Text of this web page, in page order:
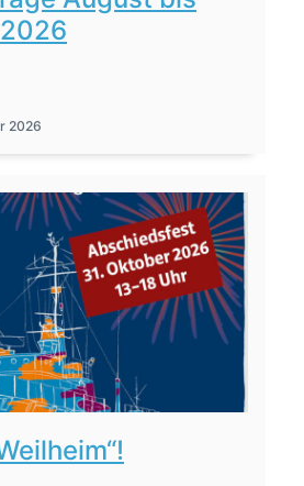
2026